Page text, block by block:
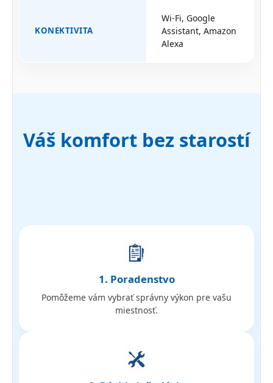
KONEKTIVITA
Wi-Fi, Google
Assistant, Amazon
Alexa
Váš komfort bez starostí
1. Poradenstvo
Pomôžeme vám vybrať správny výkon pre vašu
miestnosť.